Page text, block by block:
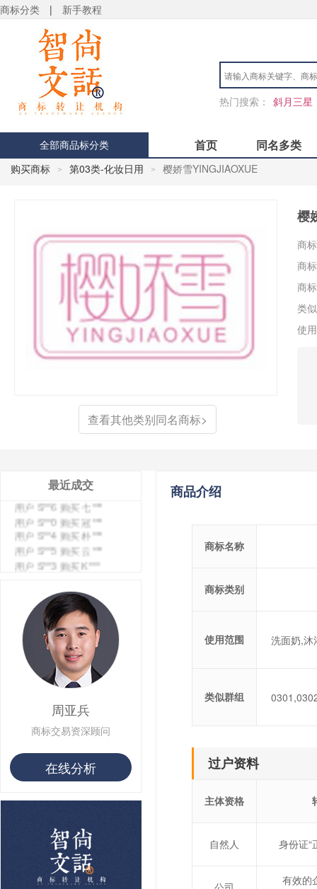
商标分类 | 新手教程
热门搜索： 斜月三星
全部商品标分类 首页 同名多类
购买商标 > 第03类-化妆日用 > 樱娇雪YINGJIAOXUE
查看其他类别同名商标>
樱
商
商
商
类
使
最近成交
用户 S**4 购买 天***
用户 S**6 购买 七***
用户 S**0 购买 冠***
用户 S**4 购买 朴***
用户 S**5 购买 云***
用户 S**3 购买 K***
用户 S**9 购买 停***
用户 S**1 购买 皇***
用户 S**8 购买 专***
用户 S**14 购买 宅***
用户 S**26 购买 图***
用户 S**10 购买 侯***
用户 S**16 购买 火***
用户 S**25 购买 水***
用户 S**33 购买 巴***
用户 S**80 购买 王***
用户 S**19 购买 T***
用户 S**68 购买 俏***
周亚兵
商标交易资深顾问
在线分析
商品介绍
商标名称
商标类别
使用范围 洗面奶,沐
类似群组
过户资料
主体资格
自然人 身份证“
有效的